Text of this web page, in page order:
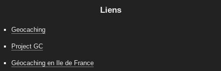
Liens
Geocaching
Project GC
Géocaching en Ile de France